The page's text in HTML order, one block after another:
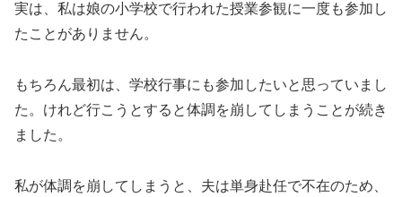
実は、私は娘の小学校で行われた授業参観に一度も参加し
たことがありません。
もちろん最初は、学校行事にも参加したいと思っていまし
た。けれど行こうとすると体調を崩してしまうことが続き
ました。
私が体調を崩してしまうと、夫は単身赴任で不在のため、